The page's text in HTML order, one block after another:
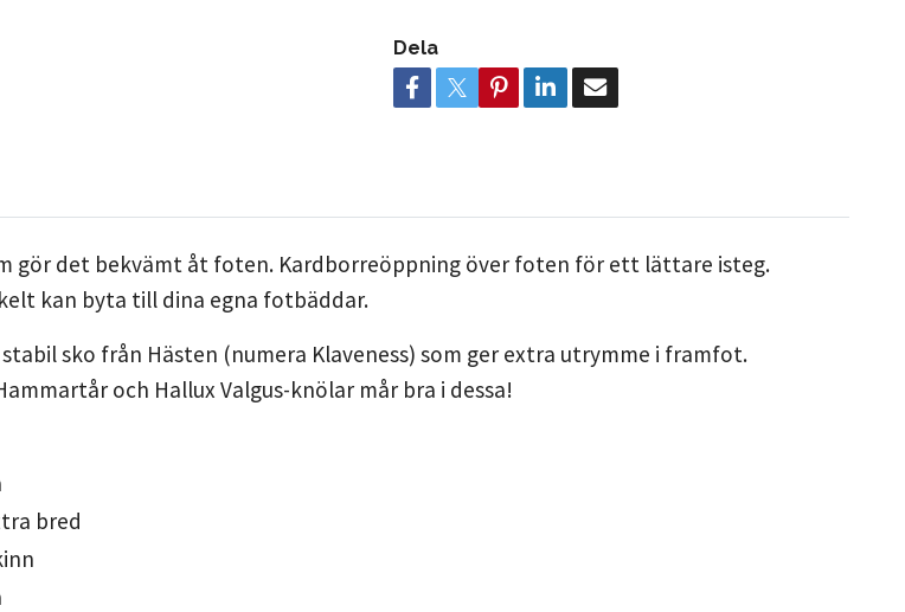
Dela
gör det bekvämt åt foten. Kardborreöppning över foten för ett lättare isteg.
kan byta till dina egna fotbäddar.
sko från Hästen (numera Klaveness) som ger extra utrymme i framfot.
och Hallux Valgus-knölar mår bra i dessa!
bred